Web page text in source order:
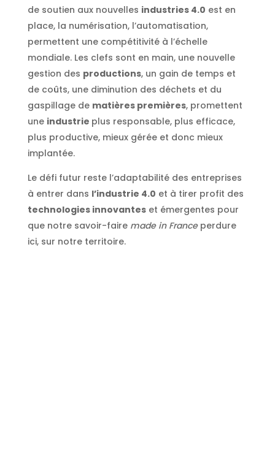
de soutien aux nouvelles industries 4.0 est en
place, la numérisation, l’automatisation,
permettent une compétitivité à l’échelle
mondiale. Les clefs sont en main, une nouvelle
gestion des productions, un gain de temps et
de coûts, une diminution des déchets et du
gaspillage de matières premières, promettent
une industrie plus responsable, plus efficace,
plus productive, mieux gérée et donc mieux
implantée.
Le défi futur reste l’adaptabilité des entreprises
à entrer dans l’industrie 4.0 et à tirer profit des
technologies innovanteset émergentes pour
que notre savoir-faire made in Franceperdure
ici, sur notre territoire.